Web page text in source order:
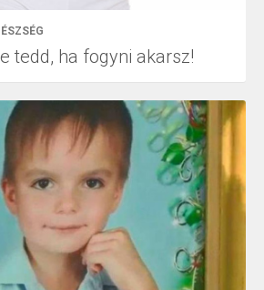
tedd, ha fogyni akarsz!